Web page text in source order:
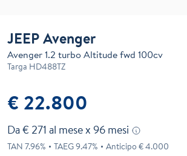
JEEP Avenger
Avenger 1.2 turbo Altitude fwd 100cv
Targa HD488TZ
€ 22.800
Da € 271 al mese x 96 mesi
TAN 7.96% TAEG9.47% Anticipo €4.000